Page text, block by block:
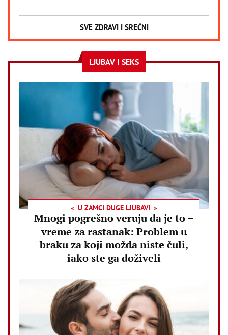
SVE ZDRAVI I SREĆNI
LJUBAV I SEKS
U ZAMCI DUGE LJUBAVI
Mnogi pogrešno veruju da je to –
vreme za rastanak: Problem u
braku za koji možda niste čuli,
iako ste ga doživeli